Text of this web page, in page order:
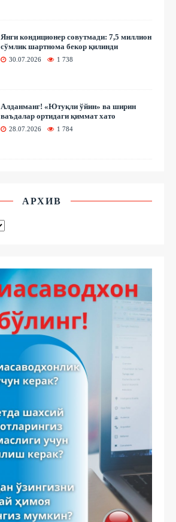
Янги кондиционер совутмади: 7,5 миллион
сўмлик шартнома бекор қилинди
30.07.2026 1 738
Алданманг! «Ютуқли ўйин» ва ширин
ваъдалар ортидаги қиммат хато
28.07.2026 1 784
АРХИВ